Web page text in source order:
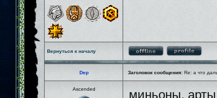
Вернуться к началу
Dep Заголовок сообщения: Re: а что
Ascended
миньоны,